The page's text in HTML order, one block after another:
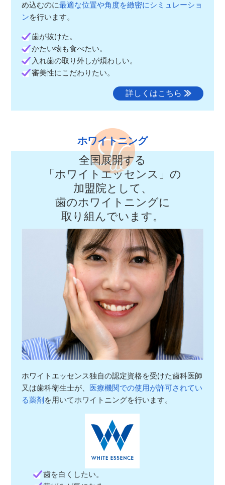
め込むのに最適な位置や角度を緻密にシミュレーショ
ンを行います。
歯が抜けた。
かたい物も食べたい。
入れ歯の取り外しが煩わしい。
審美性にこだわりたい。
詳しくはこちら
ホワイトニング
全国展開する
「ホワイトエッセンス」の
加盟院として、
歯のホワイトニングに
取り組んでいます。
ホワイトエッセンス独自の認定資格を受けた歯科医師
又は歯科衛生士が、
医療機関での使用が許可されてい
る薬剤 を用いてホワイトニングを行います。
歯を白くしたい。